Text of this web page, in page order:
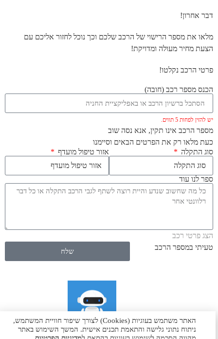
דבר אחרון!
מלאו את מספר הרישוי של הרכב שלכם וכך נוכל לחזור אליכם עם
הצעת מחיר מעולה ומדויקת!
פרטי הרכב נקלטו!
הכנס מספר רכב (חובה)
יש להזין לפחות 5 תווים.
מספר הרכב אינו תקין, אנא נסה שוב
כעת מלאו רק את הפרטים הבאים וסיימנו
סוג התקלה
אזור טיפול מועדף
ספר לנו עוד
הצג פרטי רכב
טעיתי במספר הרכב
שלח
האתר משתמש בעוגיות (Cookies) לצורך שיפור חוויית המשתמש,
ניתוח נתוני גלישה והתאמת תכנים אישית. המשך השימוש באתר